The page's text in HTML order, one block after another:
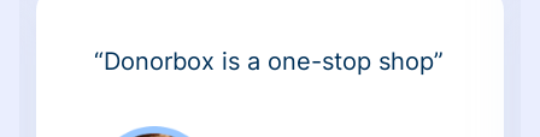
“Donorbox is a one-stop shop”